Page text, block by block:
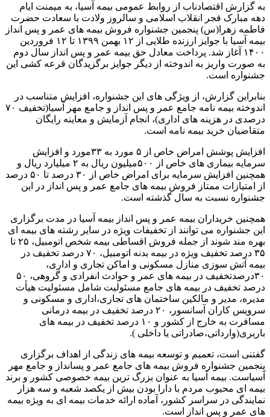
به گزارش اقتصادناب از روابط عمومی بیمه آسیا، به میمنت ایام
دهه مبارک فجر انقلاب اسلامی و سالروز ولادت با سعادت حضرت
فاطمه زهرا(س) پنجمین جشنواره فروش بیمه های عمر و پس انداز
بیمه آسیا با جوایز ارزنده طلایی از ۱۲ بهمن ۱۳۹۹ تا ۱۲ فروردین
۱۴۰۰ آغاز شد. پرداخت معادل حق بیمه عمر و پس انداز سال دوم
به صورت واریز به اندوخته از دیگر جوایز برگزیدگان قرعه کشی این
جشنواره است.
بنابراین گزارش، از ویژگی های این جشنواره، افزایش متناسب در
اندوخته بیمه نامه جامع عمر و پس انداز و جامع مهر آسیا(تخفیف ۷۰
درصدی در هزینه های اداری)، انجام آزمایش و معاینه رایگان
متقاضیان خرید بیمه نامه است.
افزایش پوشش امراض خاص از ۵ مورد به ۳۳مورد و افزایش
سرمایه بیماری های خاص از ۵۰۰میلیون ریال به ۲ میلیارد ریال و
همچنین افزایش سرمایه برای امراض خاص از ۳۰ درصد تا ۵۰ درصد
از امتیازات ممتاز فروش بیمه های جامع عمر و پس انداز در این
جشنواره نسبت به سال گذشته است.
همچنین خریداران بیمه عمر و پس انداز بیمه آسیا در مدت برگزاری
این جشنواره می توانند از تخفیفات ویژه در سایر رشته های بیمه ای
بهره مند شوند از جمله فروش اقساطی بیمه شخص اتومبیل، ۲۵ تا
۳۵ درصد تخفیف ویژه در بیمه بدنه اتومبیل، ۷۰ درصد تخفیف در
بیمه آتش سوزی منازل مسکونی و اماکن تجاری و اداری،
۳۰درصدتخفیف در بیمه های عمر و حوادث انفرادی و گروهی، ۵۰
درصد تخفیف در بیمه های جامع مسئولیت شامل مسئولیت هیأت
مدیره، مدیر و مالکین ساختمان های تجاری،اداری و مسکونی و
سرویس کاران آسانسور‌‌، ۲۰ درصد تخفیف در بیمه درمانی
مسافرت به خارج از کشور و ۱۰ درصد تخفیف در بیمه های
باربری(وارداتی،صادراتی یا داخلی ).
گفتنی است، تعمیم و توسعه بیمه های زندگی از اهداف برگزاری
پنجمین جشنواره فروش بیمه های جامع عمر و پسانداز و جامع مهر
آسیاست. بیمه آسیا به عنوان بزرگ ترین بیمه خصوصی کشور و برند
بیمه ای محبوب مردم با دارا بودن بیش از یکصد شعبه و سه هزار
نمایندگی در سراسر کشور، آماده ارائه خدمات بیمه ای به ویژه بیمه
های عمر و پس انداز است.